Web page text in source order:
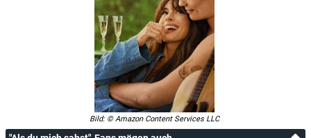
Bild: © Amazon Content Services LLC